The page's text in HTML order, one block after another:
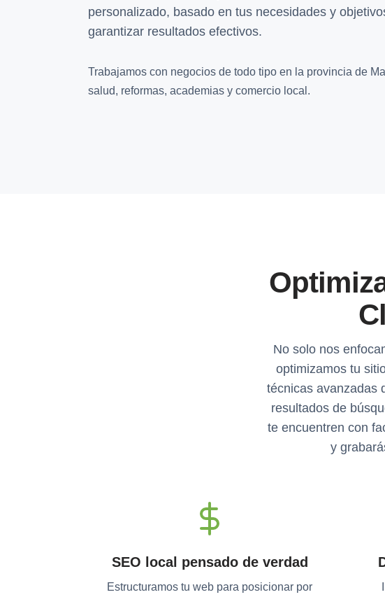
personalizado, basado en tus necesidades y
garantizar resultados efectivos.
Trabajamos con negocios de todo tipo en la provincia de
salud, reformas, academias y comercio local.
No solo nos
optimizamos tu
técnicas avanzadas
resultados de
te encuentren con
y
SEO local pensado de verdad
Estructuramos tu web para posicionar por